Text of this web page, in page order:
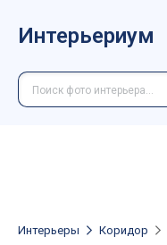
Интерьериум
Интерьеры Коридор